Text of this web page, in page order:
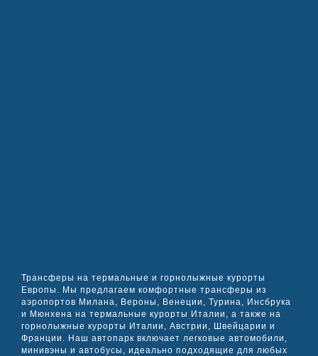
Трансферы на термальные и горнолыжные курорты
Европы. Мы предлагаем комфортные трансферы из
аэропортов Милана, Вероны, Венеции, Турина, Инсбрука
и Мюнхена на термальные курорты Италии, а также на
горнолыжные курорты Италии, Австрии, Швейцарии и
Франции. Наш автопарк включает легковые автомобили,
минивэны и автобусы, идеально подходящие для любых